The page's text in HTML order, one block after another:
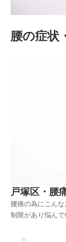
腰の症状
戸塚区・腰
腰痛の為にこん
制限があり悩ん
る◆前かがみに
んでいる◆仕事